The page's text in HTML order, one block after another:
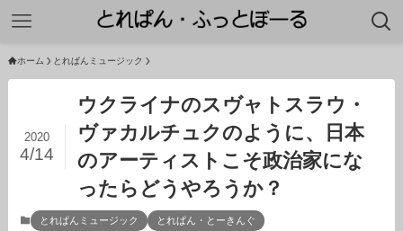
ホーム とれぱんミュージック
ウクライナのスヴャトスラウ・
ヴァカルチュクのように、日本
のアーティストこそ政治家にな
ったらどうやろうか？
2020
4/14
とれぱんミュージック とれぱん・とーきんぐ